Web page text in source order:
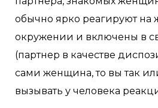
обычно ярко реагируют на
окружении и включены в
(партнер в качестве
сами женщина, то вы так
вызывать у человека